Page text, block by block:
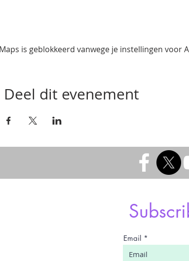
is geblokkeerd vanwege je instellingen voor
Deel dit evenement
Email